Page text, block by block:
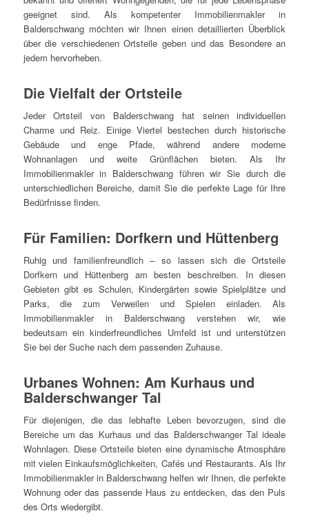
geeignet sind. Als kompetenter Immobilienmakler in
Balderschwang möchten wir Ihnen einen detaillierten Überblick
über die verschiedenen Ortsteile geben und das Besondere an
jedem hervorheben.
Die Vielfalt der Ortsteile
Jeder Ortsteil von Balderschwang hat seinen individuellen
Charme und Reiz. Einige Viertel bestechen durch historische
Gebäude und enge Pfade, während andere moderne
Wohnanlagen und weite Grünflächen bieten. Als Ihr
Immobilienmakler in Balderschwang führen wir Sie durch die
unterschiedlichen Bereiche, damit Sie die perfekte Lage für Ihre
Bedürfnisse finden.
Für Familien: Dorfkern und Hüttenberg
Ruhig und familienfreundlich – so lassen sich die Ortsteile
Dorfkern und Hüttenberg am besten beschreiben. In diesen
Gebieten gibt es Schulen, Kindergärten sowie Spielplätze und
Parks, die zum Verweilen und Spielen einladen. Als
Immobilienmakler in Balderschwang verstehen wir, wie
bedeutsam ein kinderfreundliches Umfeld ist und unterstützen
Sie bei der Suche nach dem passenden Zuhause.
Urbanes Wohnen: Am Kurhaus und
Balderschwanger Tal
Für diejenigen, die das lebhafte Leben bevorzugen, sind die
Bereiche um das Kurhaus und das Balderschwanger Tal ideale
Wohnlagen. Diese Ortsteile bieten eine dynamische Atmosphäre
mit vielen Einkaufsmöglichkeiten, Cafés und Restaurants. Als Ihr
Immobilienmakler in Balderschwang helfen wir Ihnen, die perfekte
Wohnung oder das passende Haus zu entdecken, das den Puls
des Orts wiedergibt.